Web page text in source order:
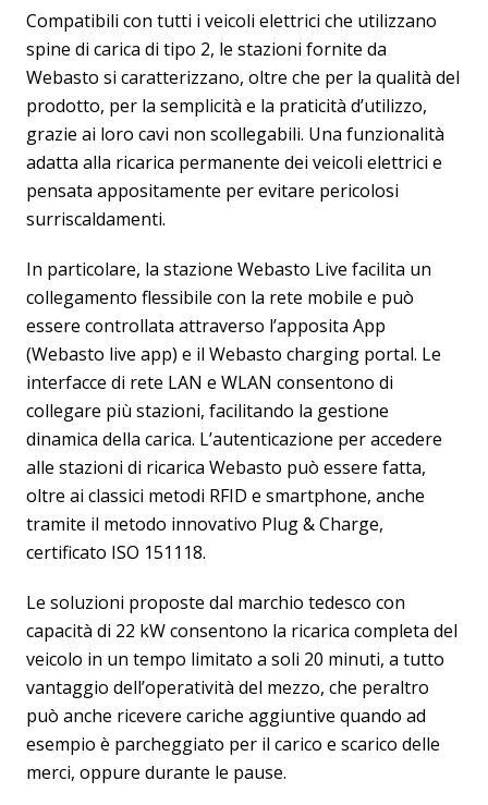
Compatibili con tutti i veicoli elettrici che utilizzano
spine di carica di tipo 2, le stazioni fornite da
Webasto si caratterizzano, oltre che per la qualità del
prodotto, per la semplicità e la praticità d’utilizzo,
grazie ai loro cavi non scollegabili. Una funzionalità
adatta alla ricarica permanente dei veicoli elettrici e
pensata appositamente per evitare pericolosi
surriscaldamenti.
In particolare, la stazione Webasto Live facilita un
collegamento flessibile con la rete mobile e può
essere controllata attraverso l’apposita App
(Webasto live app) e il Webasto charging portal. Le
interfacce di rete LAN e WLAN consentono di
collegare più stazioni, facilitando la gestione
dinamica della carica. L’autenticazione per accedere
alle stazioni di ricarica Webasto può essere fatta,
oltre ai classici metodi RFID e smartphone, anche
tramite il metodo innovativo Plug & Charge,
certificato ISO 151118.
Le soluzioni proposte dal marchio tedesco con
capacità di 22 kW consentono la ricarica completa del
veicolo in un tempo limitato a soli 20 minuti, a tutto
vantaggio dell’operatività del mezzo, che peraltro
può anche ricevere cariche aggiuntive quando ad
esempio è parcheggiato per il carico e scarico delle
merci, oppure durante le pause.